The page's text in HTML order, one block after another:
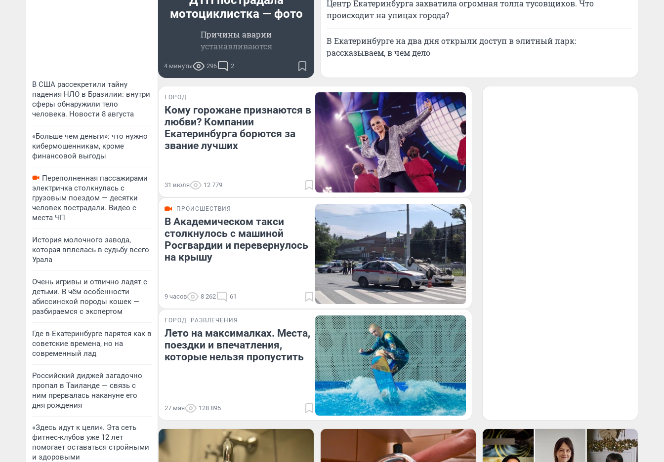
В США рассекретили тайну
падения НЛО в Бразилии: внутри
сферы обнаружили тело
человека. Новости 8 августа
«Больше чем деньги»: что нужно
кибермошенникам, кроме
финансовой выгоды
Переполненная пассажирами
электричка столкнулась с
грузовым поездом — десятки
человек пострадали. Видео с
места ЧП
История молочного завода,
которая вплелась в судьбу всего
Урала
Очень игривы и отлично ладят с
детьми. В чём особенности
абиссинской породы кошек —
разбираемся с экспертом
Где в Екатеринбурге парятся как в
советские времена, но на
современный лад
Российский диджей загадочно
пропал в Таиланде — связь с
ним прервалась накануне его
дня рождения
«Здесь идут к цели». Эта сеть
фитнес-клубов уже 12 лет
помогает оставаться стройными
и здоровыми
мотоциклистка — фото
Причины аварии
устанавливаются
4 минуты 296 2
Центр Екатеринбурга захватила огромная толпа тусовщиков. Что
происходит на улицах города?
В Екатеринбурге на два дня открыли доступ в элитный парк:
рассказываем, в чем дело
ГОРОД
Кому горожане признаются в
любви? Компании
Екатеринбурга борются за
звание лучших
31 июля 12 779
ПРОИСШЕСТВИЯ
В Академическом такси
столкнулось с машиной
Росгвардии и перевернулось
на крышу
9 часов 8 262 61
ГОРОД РАЗВЛЕЧЕНИЯ
Лето на максималках. Места,
поездки и впечатления,
которые нельзя пропустить
27 мая 128 895